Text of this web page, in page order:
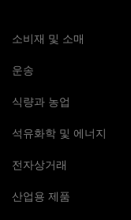
소비재 및 소매
운송
식량과 농업
석유화학 및 에너지
전자상거래
산업용 제품